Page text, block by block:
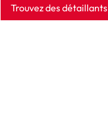
Trouvez des détaillants